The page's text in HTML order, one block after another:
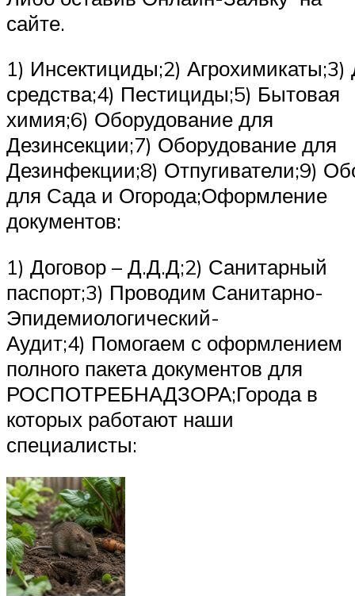
сайте.
1) Инсектициды;2)
средства;4) Пестициды;5) Бытовая
химия;6) Оборудование для
Дезинсекции;7) Оборудование для
Дезинфекции;8) Отпугиватели;9)
для Сада и Огорода;Оформление
документов:
1) Договор – Д.Д.Д;2) Санитарный
паспорт;3) Проводим Санитарно-
Эпидемиологический-
Аудит;4) Помогаем с оформлением
полного пакета документов для
РОСПОТРЕБНАДЗОРА;Города в
которых работают наши
специалисты: